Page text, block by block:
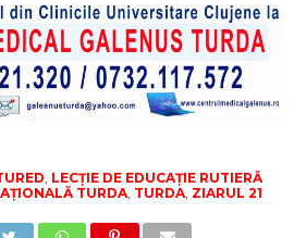
, LECȚIE DE EDUCAȚIE RUTIERĂ
TURDA, TURDA, ZIARUL 21